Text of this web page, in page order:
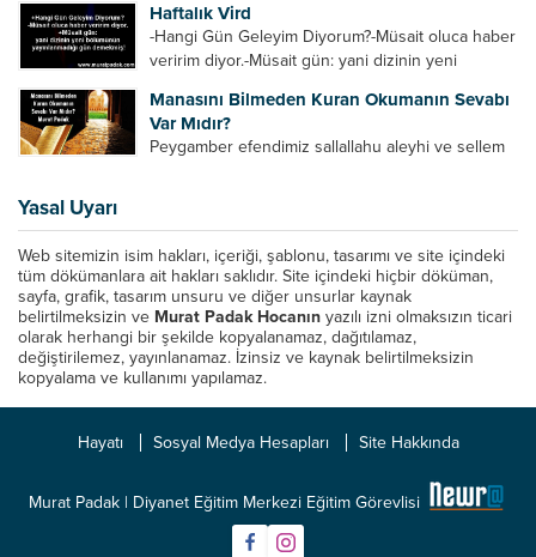
Azrail tek başına aynı anda binlerce insanın
canını...
Haftalık Vird
-Hangi Gün Geleyim Diyorum?-Müsait oluca haber
veririm diyor.-Müsait gün: yani dizinin yeni
efendinin Haftalık Virdi HAFTALIK VİRD Pazartesi
Günü Hangi VİRD var?20:00 Star TV –...
Manasını Bilmeden Kuran Okumanın Sevabı
Var Mıdır?
Peygamber efendimiz sallallahu aleyhi ve sellem
Yasal Uyarı
Web sitemizin isim hakları, içeriği, şablonu, tasarımı ve site içindeki
tüm dökümanlara ait hakları saklıdır. Site içindeki hiçbir döküman,
sayfa, grafik, tasarım unsuru ve diğer unsurlar kaynak
belirtilmeksizin ve Murat Padak Hocanın yazılı izni olmaksızın ticari
olarak herhangi bir şekilde kopyalanamaz, dağıtılamaz,
değiştirilemez, yayınlanamaz. İzinsiz ve kaynak belirtilmeksizin
kopyalama ve kullanımı yapılamaz.
Hayatı Sosyal Medya Hesapları Site Hakkında
Murat Padak | Diyanet Eğitim Merkezi Eğitim Görevlisi